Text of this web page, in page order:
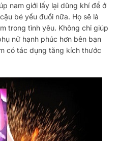
nam giới lấy lại dũng khí để ở
bé yếu đuối nữa. Họ sẽ là
trong tình yêu. Không chỉ giúp
nữ hạnh phúc hơn bên bạn
có tác dụng tăng kích thước